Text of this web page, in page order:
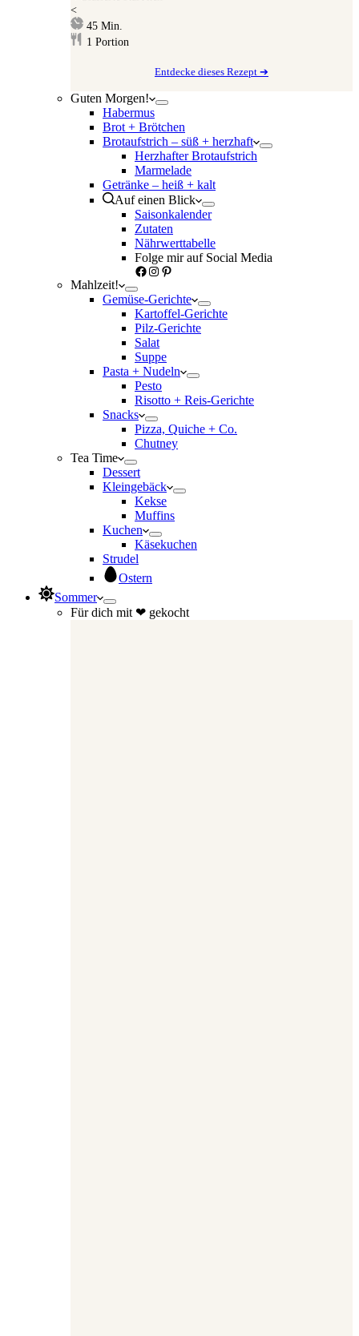
<
45 Minuten
Min.
1 Portion
Entdecke dieses Rezept ➔
Guten Morgen!
Habermus
Brot + Brötchen
Brotaufstrich – süß + herzhaft
Herzhafter Brotaufstrich
Marmelade
Getränke – heiß + kalt
Auf einen Blick
Saisonkalender
Zutaten
Nährwerttabelle
Folge mir auf Social Media
Facebook
Instagram
Pinterest
Mahlzeit!
Gemüse-Gerichte
Kartoffel-Gerichte
Pilz-Gerichte
Salat
Suppe
Pasta + Nudeln
Pesto
Risotto + Reis-Gerichte
Snacks
Pizza, Quiche + Co.
Chutney
Tea Time
Dessert
Kleingebäck
Kekse
Muffins
Kuchen
Käsekuchen
Strudel
Ostern
Sommer
Für dich mit ❤ gekocht